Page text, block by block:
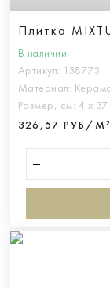
Плитка
В наличии
Артикул: 138773
Материал:
Размер, см: 4 х 37
326,57 РУБ/М²